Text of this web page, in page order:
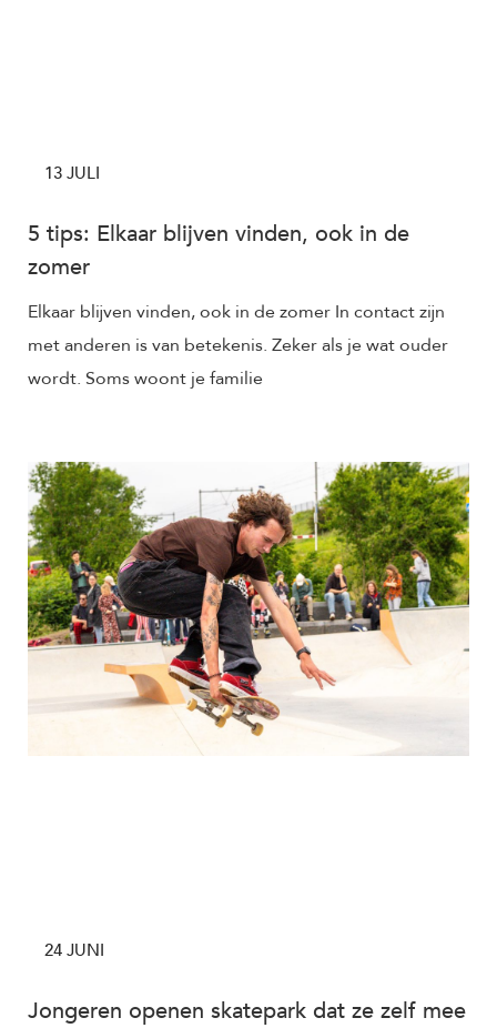
5 tips: Elkaar blijven vinden, ook in de
zomer
13 JULI
Elkaar blijven vinden, ook in de zomer In contact zijn
met anderen is van betekenis. Zeker als je wat ouder
wordt. Soms woont je familie
Jongeren openen skatepark dat ze zelf mee
24 JUNI